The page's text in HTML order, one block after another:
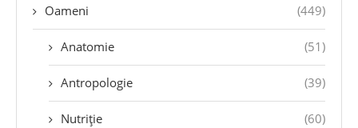
Oameni (449)
Anatomie (51)
Antropologie (39)
Nutriție (60)